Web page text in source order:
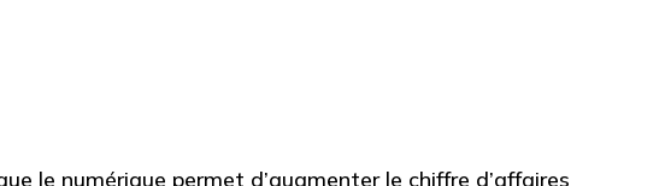
le numérique permet d’augmenter le chiffre d’affaires